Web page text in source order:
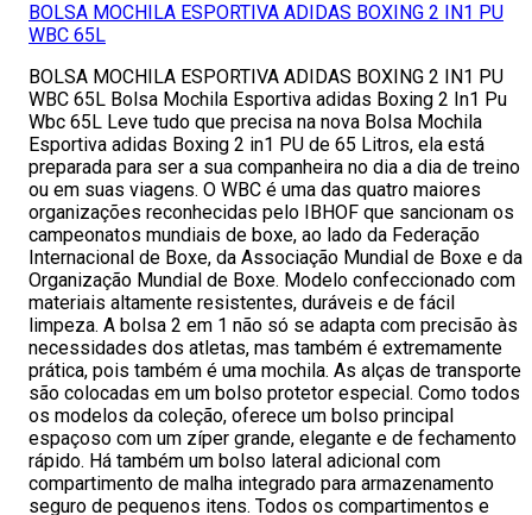
BOLSA MOCHILA ESPORTIVA ADIDAS BOXING 2 IN1 PU
WBC 65L
BOLSA MOCHILA ESPORTIVA ADIDAS BOXING 2 IN1 PU
WBC 65L Bolsa Mochila Esportiva adidas Boxing 2 In1 Pu
Wbc 65L Leve tudo que precisa na nova Bolsa Mochila
Esportiva adidas Boxing 2 in1 PU de 65 Litros, ela está
preparada para ser a sua companheira no dia a dia de treino
ou em suas viagens. O WBC é uma das quatro maiores
organizações reconhecidas pelo IBHOF que sancionam os
campeonatos mundiais de boxe, ao lado da Federação
Internacional de Boxe, da Associação Mundial de Boxe e da
Organização Mundial de Boxe. Modelo confeccionado com
materiais altamente resistentes, duráveis e de fácil
limpeza. A bolsa 2 em 1 não só se adapta com precisão às
necessidades dos atletas, mas também é extremamente
prática, pois também é uma mochila. As alças de transporte
são colocadas em um bolso protetor especial. Como todos
os modelos da coleção, oferece um bolso principal
espaçoso com um zíper grande, elegante e de fechamento
rápido. Há também um bolso lateral adicional com
compartimento de malha integrado para armazenamento
seguro de pequenos itens. Todos os compartimentos e